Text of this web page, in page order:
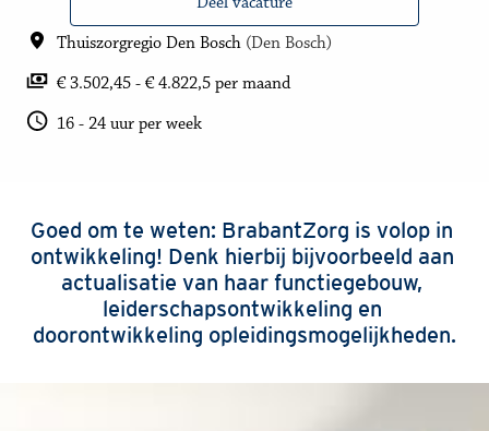
Deel vacature
Thuiszorgregio Den Bosch (Den Bosch)
€ 3.502,45 - € 4.822,5 per maand
16 - 24 uur per week
Goed om te weten: BrabantZorg is volop in
ontwikkeling! Denk hierbij bijvoorbeeld aan
actualisatie van haar functiegebouw,
leiderschapsontwikkeling en
doorontwikkeling opleidingsmogelijkheden.